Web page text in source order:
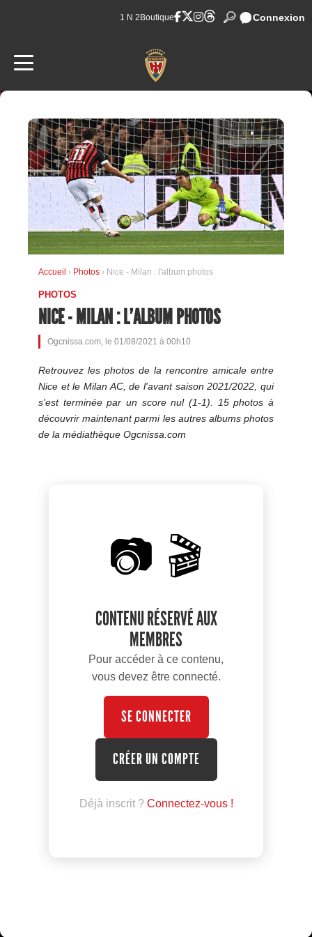
1 N 2 Boutique Connexion
Accueil › Photos › Nice - Milan : l'album photos
PHOTOS
NICE - MILAN : L'ALBUM PHOTOS
Ogcnissa.com, le 01/08/2021 à 00h10
Retrouvez les photos de la rencontre amicale entre
Nice et le Milan AC, de l'avant saison 2021/2022, qui
s'est terminée par un score nul (1-1). 15 photos à
découvrir maintenant parmi les autres albums photos
de la médiathèque Ogcnissa.com
📷 🎬
CONTENU RÉSERVÉ AUX
MEMBRES
Pour accéder à ce contenu,
vous devez être connecté.
SE CONNECTER
CRÉER UN COMPTE
Déjà inscrit ? Connectez-vous !